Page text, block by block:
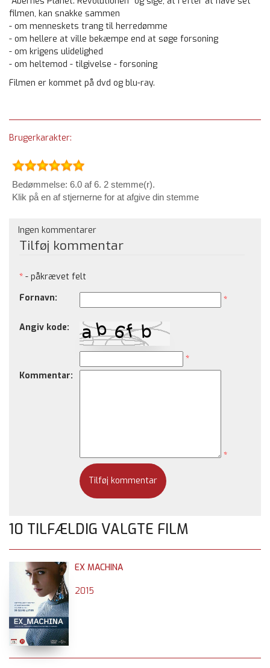
filmen, kan snakke sammen
- om menneskets trang til herredømme
- om hellere at ville bekæmpe end at søge forsoning
- om krigens ulidelighed
- om heltemod - tilgivelse - forsoning
Filmen er kommet på dvd og blu-ray.
Brugerkarakter:
Bedømmelse: 6.0 af 6. 2 stemme(r).
Klik på en af stjernerne for at afgive din stemme
Ingen kommentarer
Tilføj kommentar
* - påkrævet felt
Fornavn:
*
Angiv kode:
*
Kommentar:
*
10 TILFÆLDIG VALGTE FILM
EX MACHINA
2015